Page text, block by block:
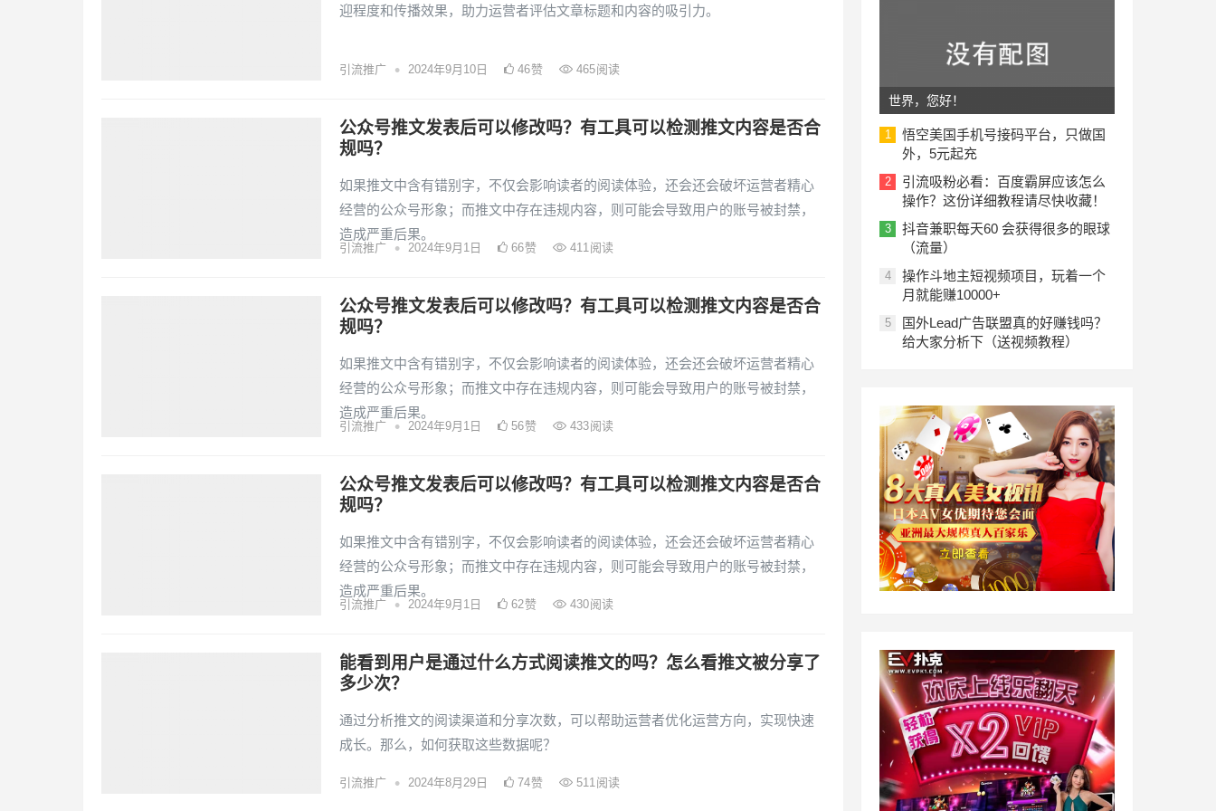
迎程度和传播效果，助力运营者评估文章标题和内容的吸引力。
引流推广 • 2024年9月10日 46赞 465阅读
公众号推文发表后可以修改吗？有工具可以检测推文内容是否合
规吗？
如果推文中含有错别字，不仅会影响读者的阅读体验，还会还会破坏运营者精心
经营的公众号形象；而推文中存在违规内容，则可能会导致用户的账号被封禁，
造成严重后果。
引流推广 • 2024年9月1日 66赞 411 阅读
公众号推文发表后可以修改吗？有工具可以检测推文内容是否合
规吗？
如果推文中含有错别字，不仅会影响读者的阅读体验，还会还会破坏运营者精心
经营的公众号形象；而推文中存在违规内容，则可能会导致用户的账号被封禁，
造成严重后果。
引流推广 • 2024年9月1日 56赞 433阅读
公众号推文发表后可以修改吗？有工具可以检测推文内容是否合
规吗？
如果推文中含有错别字，不仅会影响读者的阅读体验，还会还会破坏运营者精心
经营的公众号形象；而推文中存在违规内容，则可能会导致用户的账号被封禁，
造成严重后果。
引流推广 • 2024年9月1日 62赞 430阅读
能看到用户是通过什么方式阅读推文的吗？怎么看推文被分享了
多少次？
通过分析推文的阅读渠道和分享次数，可以帮助运营者优化运营方向，实现快速
成长。那么，如何获取这些数据呢？
引流推广 • 2024年8月29日 74赞 511 阅读
世界，您好！
1
悟空美国手机号接码平台，只做国
外，5元起充
2
引流吸粉必看：百度霸屏应该怎么
操作？这份详细教程请尽快收藏！
3
抖音兼职每天60 会获得很多的眼球
（流量）
4
操作斗地主短视频项目，玩着一个
月就能赚10000+
5
国外Lead广告联盟真的好赚钱吗？
给大家分析下（送视频教程）